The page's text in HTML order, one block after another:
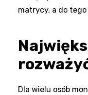
matrycy, a do
Dla wielu osób